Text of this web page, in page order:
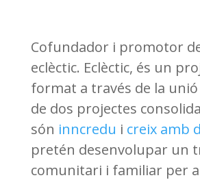
Cofundador i promotor
eclèctic. Eclèctic, és un
format a través de la unió
de dos projectes
són inncredu i creix amb
pretén desenvolupar un
comunitari i familiar per